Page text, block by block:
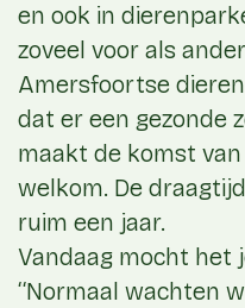
en ook in
zoveel voor als
Amersfoortse
dat er een gezonde
maakt de komst
welkom. De
ruim een jaar.
Vandaag mocht het
‘‘Normaal wachten